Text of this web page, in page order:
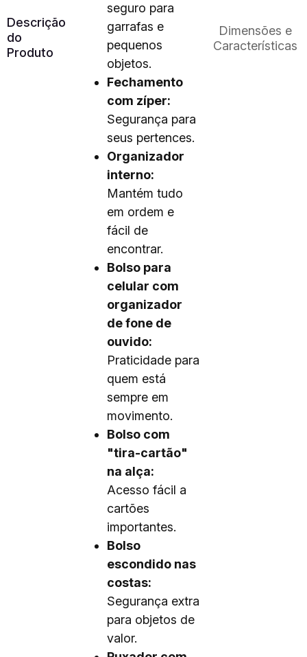
Descrição
do
Produto
seguro para
garrafas e
pequenos
objetos.
Fechamento
com zíper:
Segurança para
seus pertences.
Organizador
interno:
Mantém tudo
em ordem e
fácil de
encontrar.
Bolso para
celular com
organizador
de fone de
ouvido:
Praticidade para
quem está
sempre em
movimento.
Bolso com
"tira-cartão"
na alça:
Acesso fácil a
cartões
importantes.
Bolso
escondido nas
costas:
Segurança extra
para objetos de
valor.
Dimensões e
Características